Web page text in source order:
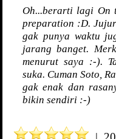
Oh...berarti lagi On
preparation :D.
gak punya waktu
jarang banget.
menurut saya :-).
suka. Cuman Soto,
gak enak dan
bikin sendiri :-)